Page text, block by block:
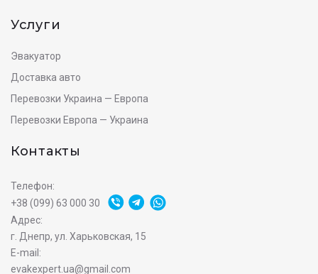
Услуги
Эвакуатор
Доставка авто
Перевозки Украина — Европа
Перевозки Европа — Украина
Контакты
Телефон:
+38 (099) 63 000 30
Адрес:
г. Днепр, ул. Харьковская, 15
E-mail:
evakexpert.ua@gmail.com